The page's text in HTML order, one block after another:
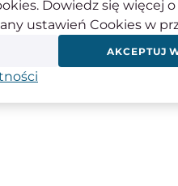
EUROPE S.L.
Plg Ugaldeguren I-P3
Hiszpania
europe@insize.com
Dowiedz się więcej
ustawień Cookies w
AKCEPTUJ